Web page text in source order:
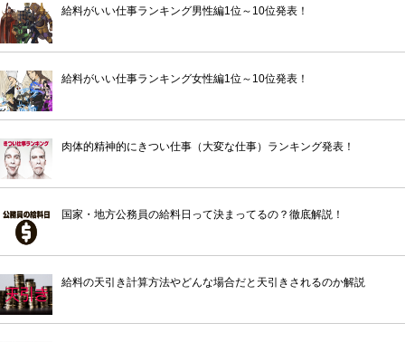
給料がいい仕事ランキング男性編1位～10位発表！
給料がいい仕事ランキング女性編1位～10位発表！
肉体的精神的にきつい仕事（大変な仕事）ランキング発表！
国家・地方公務員の給料日って決まってるの？徹底解説！
給料の天引き計算方法やどんな場合だと天引きされるのか解説